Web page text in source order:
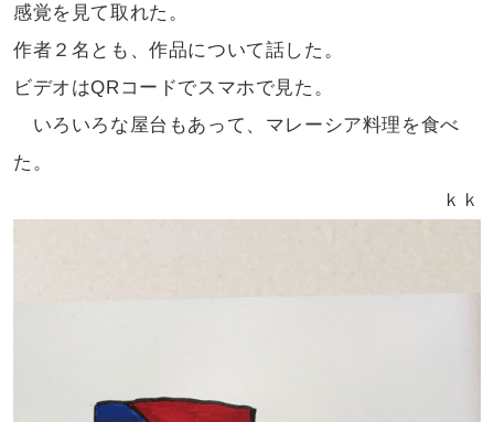
感覚を見て取れた。
作者２名とも、作品について話した。
ビデオはQRコードでスマホで見た。
いろいろな屋台もあって、マレーシア料理を食べ
た。
ｋｋ